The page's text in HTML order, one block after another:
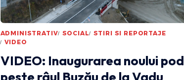
ADMINISTRATIV SOCIAL STIRI SI REPORTAJE
VIDEO
VIDEO: Inaugurarea noului pod